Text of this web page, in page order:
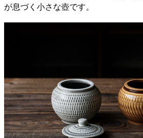
が息づく小さな壺です。